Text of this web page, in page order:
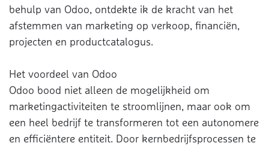
behulp van Odoo, ontdekte ik de kracht van het
afstemmen van marketing op verkoop, financiën,
projecten en productcatalogus.
Het voordeel van Odoo
Odoo bood niet alleen de mogelijkheid om
marketingactiviteiten te stroomlijnen, maar ook om
een heel bedrijf te transformeren tot een autonomere
en efficiëntere entiteit. Door kernbedrijfsprocessen te